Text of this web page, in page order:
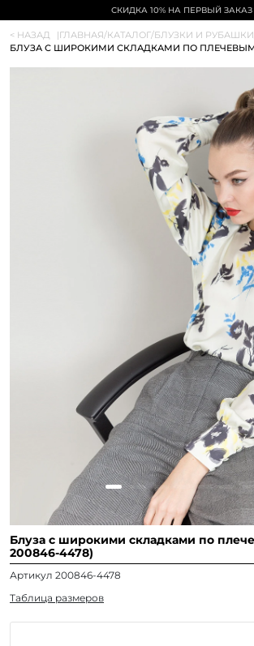
СКИДКА 10% НА ПЕРВЫЙ ЗАКАЗ
< НАЗАД |ГЛАВНАЯ/КАТАЛОГ/БЛУЗКИ И РУБАШКИ
БЛУЗА С ШИРОКИМИ СКЛАДКАМИ ПО
Блуза с широкими складками по
200846-4478)
Артикул 200846-4478
Таблица размеров